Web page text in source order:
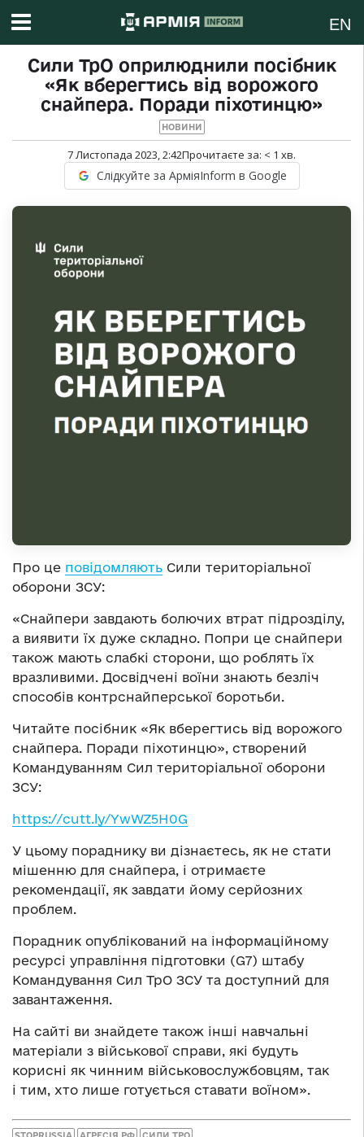
EN
Сили ТрО оприлюднили посібник
«Як вберегтись від ворожого
снайпера. Поради піхотинцю»
НОВИНИ
7 Листопада 2023, 2:42Прочитаєте за: < 1 хв.
Слідкуйте за АрміяInform в Google
Про це повідомляють Сили територіальної
оборони ЗСУ:
«Снайпери завдають болючих втрат підрозділу,
а виявити їх дуже складно. Попри це снайпери
також мають слабкі сторони, що роблять їх
вразливими. Досвідчені воїни знають безліч
способів контрснайперської боротьби.
Читайте посібник «Як вберегтись від ворожого
снайпера. Поради піхотинцю», створений
Командуванням Сил територіальної оборони
ЗСУ:
https://cutt.ly/YwWZ5H0G
У цьому пораднику ви дізнаєтесь, як не стати
мішенню для снайпера, і отримаєте
рекомендації, як завдати йому серйозних
проблем.
Порадник опублікований на інформаційному
ресурсі управління підготовки (G7) штабу
Командування Сил ТрО ЗСУ та доступний для
завантаження.
На сайті ви знайдете також інші навчальні
матеріали з військової справи, які будуть
корисні як чинним військовослужбовцям, так
і тим, хто лише готується ставати воїном».